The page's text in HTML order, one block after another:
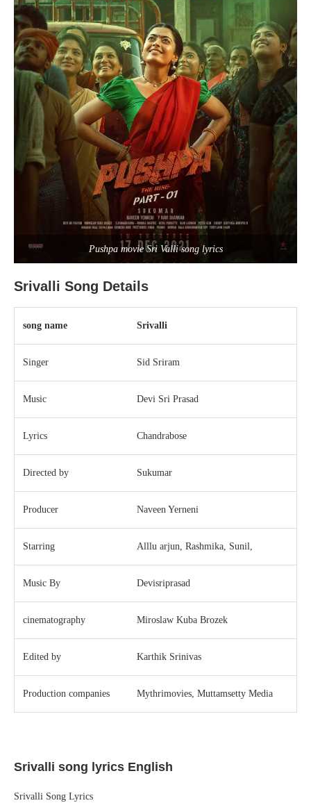
Pushpa movie Sri Valli song lyrics
Srivalli Song Details
song name Srivalli
Singer Sid Sriram
Music Devi Sri Prasad
Lyrics Chandrabose
Directed by Sukumar
Producer Naveen Yerneni
Starring Alllu arjun, Rashmika, Sunil,
Music By Devisriprasad
cinematography Miroslaw Kuba Brozek
Edited by Karthik Srinivas
Production companies Mythrimovies, Muttamsetty Media
Srivalli song lyrics English
Srivalli Song Lyrics